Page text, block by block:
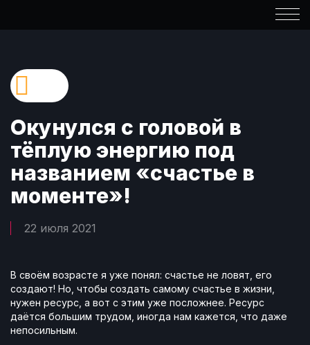
Окунулся с головой в
тёплую энергию под
названием «счастье в
моменте»!
22 июля 2021
В своём возрасте я уже понял: счастье не ловят, его
создают! Но, чтобы создать самому счастье в жизни,
нужен ресурс, а вот с этим уже посложнее. Ресурс
даётся большим трудом, иногда нам кажется, что даже
непосильным.